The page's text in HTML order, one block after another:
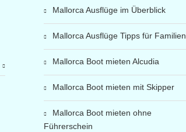
Mallorca Ausflüge im Überblick
Mallorca Ausflüge Tipps für Familien
Mallorca Boot mieten Alcudia
Mallorca Boot mieten mit Skipper
Mallorca Boot mieten ohne
Führerschein